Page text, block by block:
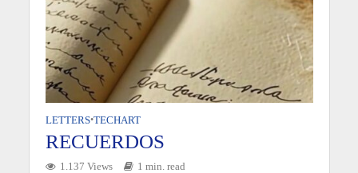
LETTERS•TECHART
RECUERDOS
1.137 Views 1 min. read